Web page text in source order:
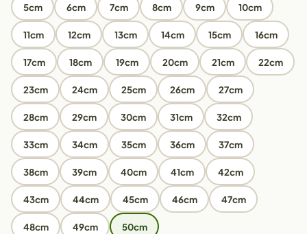
5cm 6cm 7cm 8cm 9cm 10cm
11cm 12cm 13cm 14cm 15cm 16cm
17cm 18cm 19cm 20cm 21cm 22cm
23cm 24cm 25cm 26cm 27cm
28cm 29cm 30cm 31cm 32cm
33cm 34cm 35cm 36cm 37cm
38cm 39cm 40cm 41cm 42cm
43cm 44cm 45cm 46cm 47cm
48cm 49cm 50cm